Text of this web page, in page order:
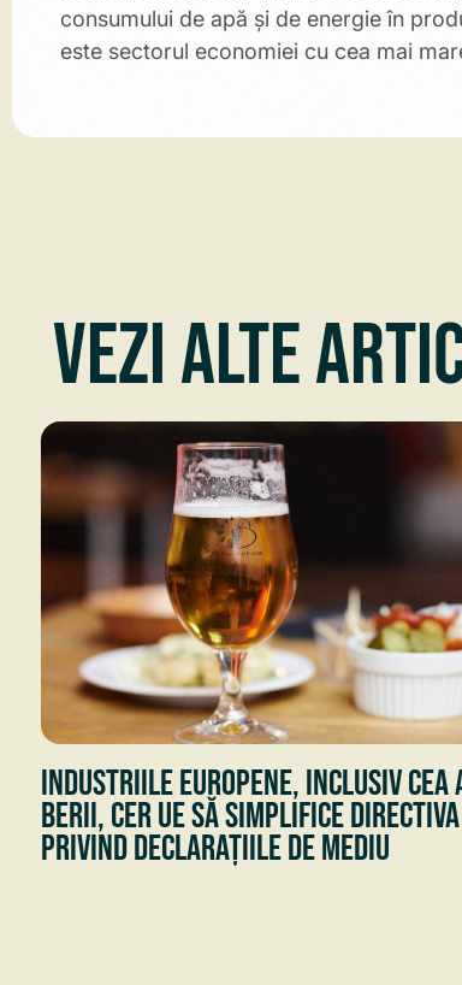
consumului de apă și de energie în
este sectorul economiei cu cea mai
Vezi alte
Industriile europene, inclusiv cea
berii, cer UE să simplifice Directiva
privind declarațiile de mediu